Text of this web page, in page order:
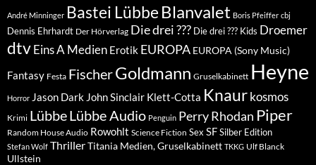
André Minninger Bastei Lübbe Blanvalet Boris Pfeiffer cbj
Dennis Ehrhardt Der Hörverlag Die drei ??? Die drei ??? Kids Droemer
dtvEins A Medien Erotik EUROPA EUROPA (Sony Music)
Fantasy Festa FischerGoldmann Gruselkabinett Heyne
Horror Jason Dark John Sinclair Klett-Cotta Knaur kosmos
Krimi LübbeLübbe Audio Penguin Perry Rhodan Piper
Random House Audio Rowohlt Science Fiction Sex SFSilber Edition
Stefan Wolf ThrillerTitania Medien, Gruselkabinett TKKG Ulf Blanck
Ullstein